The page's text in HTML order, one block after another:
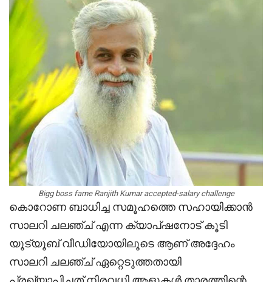
Bigg boss fame Ranjith Kumar accepted-salary challenge
കൊറോണ ബാധിച്ച സമൂഹത്തെ സഹായിക്കാന്‍
സാലറി ചലഞ്ച് എന്ന ക്യാപ്ഷനോട് കൂടി
യൂട്യൂബ് വീഡിയോയിലൂടെ ആണ് അദ്ദേഹം
സാലറി ചലഞ്ച് ഏറ്റെടുത്തതായി